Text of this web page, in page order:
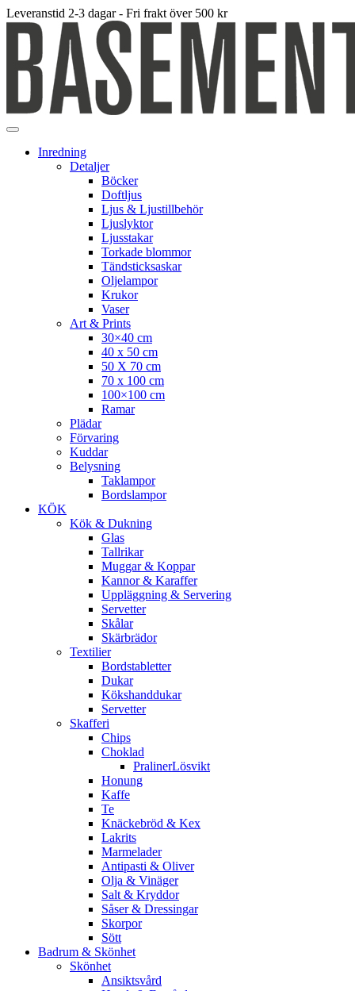
Leveranstid 2-3 dagar - Fri frakt över 500 kr
Inredning
Detaljer
Böcker
Doftljus
Ljus & Ljustillbehör
Ljuslyktor
Ljusstakar
Torkade blommor
Tändsticksaskar
Oljelampor
Krukor
Vaser
Art & Prints
30×40 cm
40 x 50 cm
50 X 70 cm
70 x 100 cm
100×100 cm
Ramar
Plädar
Förvaring
Kuddar
Belysning
Taklampor
Bordslampor
KÖK
Kök & Dukning
Glas
Tallrikar
Muggar & Koppar
Kannor & Karaffer
Uppläggning & Servering
Servetter
Skålar
Skärbrädor
Textilier
Bordstabletter
Dukar
Kökshanddukar
Servetter
Skafferi
Chips
Choklad
PralinerLösvikt
Honung
Kaffe
Te
Knäckebröd & Kex
Lakrits
Marmelader
Antipasti & Oliver
Olja & Vinäger
Salt & Kryddor
Såser & Dressingar
Skorpor
Sött
Badrum & Skönhet
Skönhet
Ansiktsvård